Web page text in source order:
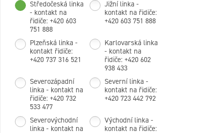
Středočeská linka
- kontakt na
řidiče: +420 603
751 888
Jižní linka -
kontakt na řidiče:
+420 603 751 888
Plzeňská linka -
kontakt řidiče:
+420 737 316 521
Karlovarská linka
- kontakt na
řidiče: +420 602
938 433
Severozápadní
linka - kontakt na
řidiče: +420 732
533 477
Severní linka -
kontakt na řidiče:
+420 723 442 792
Severovýchodní
linka - kontakt na
Východní linka -
kontakt na řidiče: